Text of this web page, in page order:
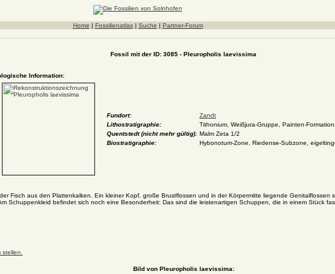
Home | Fossilienatlas| Suche | Partner-Forum
Fossil mit der ID: 3085 - Pleuropholis laevissima
Information:
Fundort:
Zandt
Lithostratigraphie:
Tithonium, Weißjura-Gruppe, Painten-
Quentstedt (nicht mehr gültig): Malm Zeta 1/2
Biostratigraphie:
Hybonotum-Zone, Riedense-Subzone,
Fisch aus den Plattenkalken. Ein kleiner Kopf, große Brustflossen und in der Körpermitte liegende Genitalflossen
Schuppenkleid befindet sich noch eine Besonderheit: Das sind die leistenartigen Schuppen, die in einem Stück
Bild von Pleuropholis laevissima: